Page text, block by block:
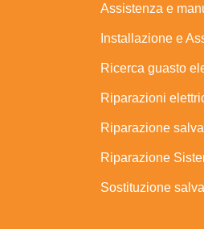
Assistenza e
Installazione e
Ricerca guasto
Riparazioni
Riparazione
Riparazione
Sostituzione